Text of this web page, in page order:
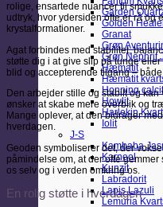
Garden
Golden
Granat
Grøn
Grøn Nephrit
Hæmatit
Hæmatit
Honning calcit
Howlit
Harlekin
Iolit
J-S
Kambaba
Karneol
Kunzit
Labradorit
Lapis Lazuli
Lemuria
rolige, ensartede nuancer til
udtryk, hvor ydersiden ofte er rå og
krystalformationer.
Agat forbindes med stabilitet,
støtte dig i at give slip på tunge
blid og accepterende tilgang –
Den arbejder stille og stabilt og
ønsker at skabe mere overblik og
Mange oplever, at den bidrager
hverdagen.
Geoden symboliserer det, der
påmindelse om, at der ofte
os selv og i verden omkring os.
En rolig støtte i hverdagen